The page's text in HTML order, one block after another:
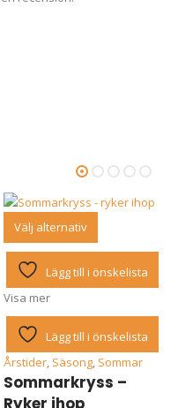
Välj alternativ
här
har
varianter.
De
olika
alternativen
Lägg till i önskelista
Visa mer
Lägg till i önskelista
Årstider, Säsong, Sommar
Sommarkryss –
Ryker ihop